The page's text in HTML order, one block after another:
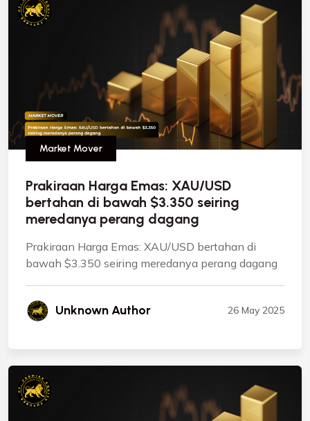
Market Mover
Prakiraan Harga Emas: XAU/USD
bertahan di bawah $3.350 seiring
meredanya perang dagang
Prakiraan Harga Emas: XAU/USD bertahan di
bawah $3.350 seiring meredanya perang dagang
Unknown Author 26 May 2025